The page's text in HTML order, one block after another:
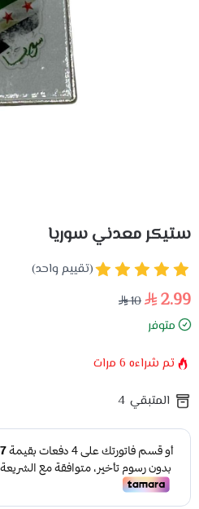
ستيكر معدني سوريا
(تقييم واحد)
2.99
10
متوفر
تم شراءه 6 مرات
المتبقي 4